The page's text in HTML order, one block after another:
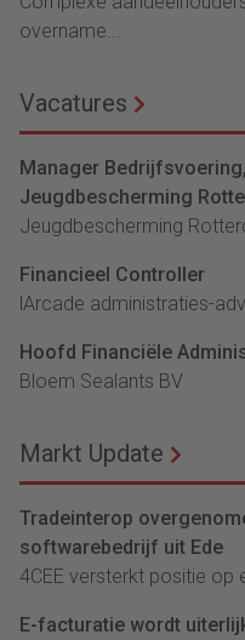
overname...
Vacatures
Manager
Jeugdbescherming
Jeugdbescherming
Financieel Controller
lArcade administraties-
Hoofd Financiële
Bloem Sealants BV
Markt Update
Tradeinterop
softwarebedrijf uit Ede
4CEE versterkt positie op
E-facturatie wordt